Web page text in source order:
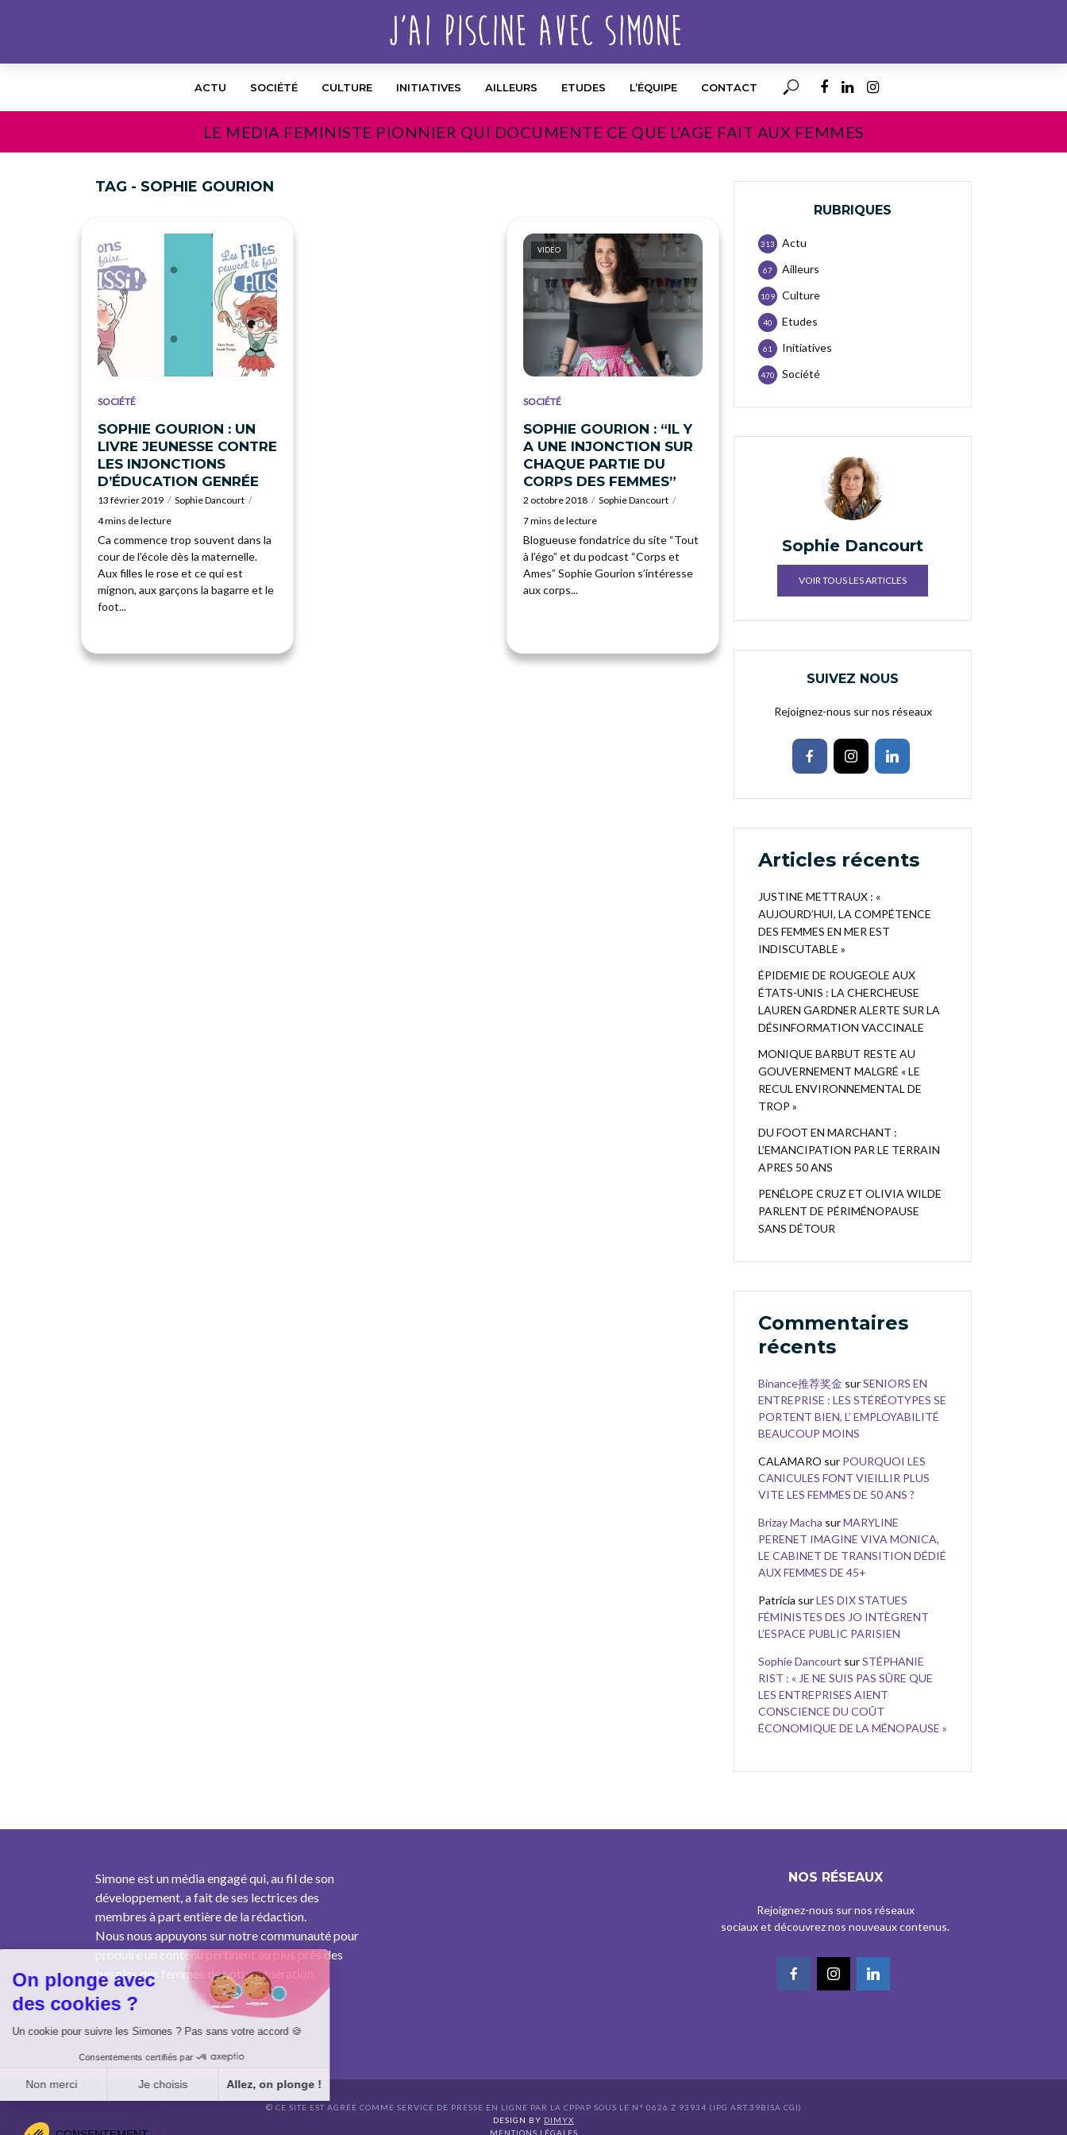
ACTU SOCIÉTÉ CULTURE INITIATIVES AILLEURS ETUDES L’ÉQUIPE CONTACT
LE MEDIA FEMINISTE PIONNIER QUI DOCUMENTE CE QUE L’AGE FAIT AUX FEMMES
TAG - SOPHIE GOURION
SOCIÉTÉ
SOPHIE GOURION : UN
LIVRE JEUNESSE CONTRE
LES INJONCTIONS
D’ÉDUCATION GENRÉE
13 février 2019
Sophie Dancourt
4 mins de lecture
Ca commence trop souvent dans la
cour de l’école dès la maternelle.
Aux filles le rose et ce qui est
mignon, aux garçons la bagarre et le
foot...
VIDEO
SOCIÉTÉ
SOPHIE GOURION : “IL Y
A UNE INJONCTION SUR
CHAQUE PARTIE DU
CORPS DES FEMMES”
2 octobre 2018
Sophie Dancourt
7 mins de lecture
Blogueuse fondatrice du site “Tout
à l’égo” et du podcast “Corps et
Ames” Sophie Gourion s’intéresse
aux corps...
RUBRIQUES
Actu
313
Ailleurs
67
Culture
109
Etudes
40
Initiatives
61
Société
470
Sophie Dancourt
VOIR TOUS LES ARTICLES
SUIVEZ NOUS
Rejoignez-nous sur nos réseaux
Articles récents
JUSTINE METTRAUX : «
AUJOURD’HUI, LA COMPÉTENCE
DES FEMMES EN MER EST
INDISCUTABLE »
ÉPIDEMIE DE ROUGEOLE AUX
ÉTATS-UNIS : LA CHERCHEUSE
LAUREN GARDNER ALERTE SUR LA
DÉSINFORMATION VACCINALE
MONIQUE BARBUT RESTE AU
GOUVERNEMENT MALGRÉ « LE
RECUL ENVIRONNEMENTAL DE
TROP »
DU FOOT EN MARCHANT :
L’EMANCIPATION PAR LE TERRAIN
APRES 50 ANS
PENÉLOPE CRUZ ET OLIVIA WILDE
PARLENT DE PÉRIMÉNOPAUSE
SANS DÉTOUR
Commentaires
récents
Binance推荐奖金 surSENIORS EN
ENTREPRISE : LES STÉRÉOTYPES SE
PORTENT BIEN, L’ EMPLOYABILITÉ
BEAUCOUP MOINS
CALAMARO sur POURQUOI LES
CANICULES FONT VIEILLIR PLUS
VITE LES FEMMES DE 50 ANS ?
Brizay Macha surMARYLINE
PERENET IMAGINE VIVA MONICA,
LE CABINET DE TRANSITION DÉDIÉ
AUX FEMMES DE 45+
Patricia surLES DIX STATUES
FÉMINISTES DES JO INTÈGRENT
L’ESPACE PUBLIC PARISIEN
Sophie Dancourt surSTÉPHANIE
RIST : « JE NE SUIS PAS SÛRE QUE
LES ENTREPRISES AIENT
CONSCIENCE DU COÛT
ÉCONOMIQUE DE LA MÉNOPAUSE »
Simone est un média engagé qui, au fil de son
développement, a fait de ses lectrices des
membres à part entière de la rédaction.
Nous nous appuyons sur notre communauté pour
produire un contenu pertinent au plus près des
besoins des femmes de notre génération.
NOS RÉSEAUX
Rejoignez-nous sur nos réseaux
sociaux et découvrez nos nouveaux contenus.
© CE SITE EST AGRÉÉ COMME SERVICE DE PRESSE EN LIGNE PAR LA CPPAP SOUS LE N° 0626 Z 93934 (IPG ART.39BISA CGI)
DESIGN BY DIMYX
MENTIONS LÉGALES
On plonge avec
des cookies ?
Un cookie pour suivre les Simones ? Pas sans votre accord 🍪
Consentements certifiés par
Non merci Je choisis Allez, on plonge !
Plateforme de Gestion du Consentement : Personnalisez vos Options